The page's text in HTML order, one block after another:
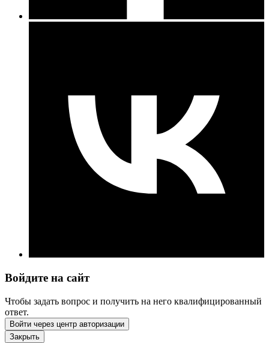
Войдите на сайт
Чтобы задать вопрос и получить на него квалифицированный
ответ.
Войти через центр авторизации
Закрыть